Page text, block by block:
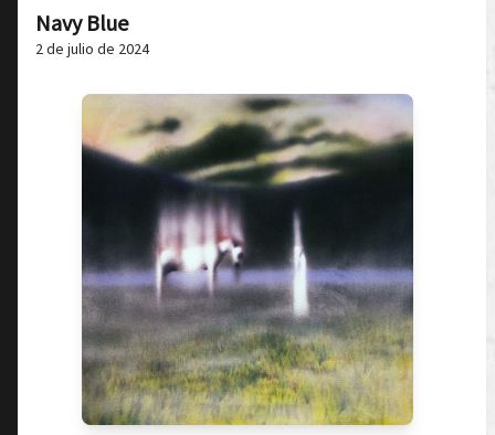
Navy Blue
2 de julio de 2024